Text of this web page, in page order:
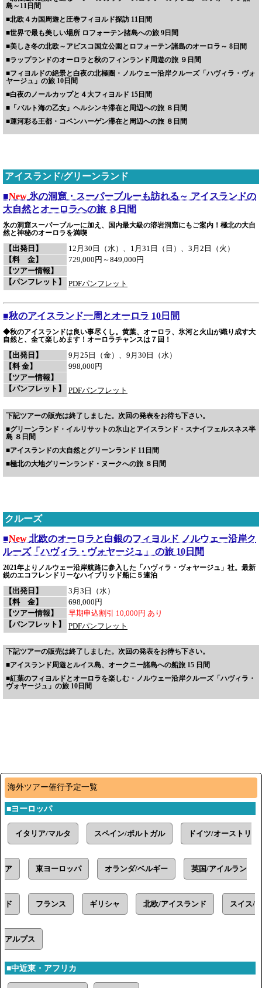
海外ツアー催行予定一覧
■ヨーロッパ
イタリア/マルタ スペイン/ポルトガル ドイツ/オーストリ
ア 東ヨーロッパ オランダ/ベルギー 英国/アイルラン
ド フランス ギリシャ 北欧/アイスランド スイス/
アルプス
■中近東・アフリカ
島～11日間
■北欧４カ国周遊と圧巻フィヨルド探訪 11日間
■世界で最も美しい場所 ロフォーテン諸島への旅 9日間
■美しき冬の北欧～アビスコ国立公園とロフォーテン諸島のオーロラ～ 8日間
■ラップランドのオーロラと秋のフィンランド周遊の旅 ９日間
■フィヨルドの絶景と白夜の北極圏・ノルウェー沿岸クルーズ「ハヴィラ・ヴォ
ヤージュ」の旅 10日間
■白夜のノールカップと４大フィヨルド 15日間
■ 「バルト海の乙女」ヘルシンキ滞在と周辺への旅 ８日間
■運河彩る王都・コペンハーゲン滞在と周辺への旅 ８日間
アイスランド/グリーンランド
■New 氷の洞窟・スーパーブルーも訪れる～ アイスランドの
大自然とオーロラへの旅 ８日間
氷の洞窟スーパーブルーに加え、国内最大級の溶岩洞窟にもご案内！極北の大自
然と神秘のオーロラを満喫
【出発日】
12月30日（水）、1月31日（日）、3月2日（火）
【料 金】
729,000円～849,000円
【ツアー情報】
【パンフレット】
PDFパンフレット
■秋のアイスランド一周とオーロラ 10日間
◆秋のアイスランドは良い事尽くし。黄葉、オーロラ、氷河と火山が織り成す大
自然と、全て楽しめます！オーロラチャンスは７回！
【出発日】
9月25日（金）、9月30日（水）
【料 金】
998,000円
【ツアー情報】
【パンフレット】
PDFパンフレット
下記ツアーの販売は終了しました。次回の発表をお待ち下さい。
■グリーンランド・イルリサットの氷山とアイスランド・スナイフェルスネス半
島 ８日間
■アイスランドの大自然とグリーンランド 11日間
■極北の大地グリーンランド・ヌークへの旅 ８日間
クルーズ
■New 北欧のオーロラと白銀のフィヨルド ノルウェー沿岸ク
ルーズ「ハヴィラ・ヴォヤージュ」 の旅 10日間
2021年よりノルウェー沿岸航路に参入した「ハヴィラ・ヴォヤージュ」社。最新
鋭のエコフレンドリーなハイブリッド船に５連泊
【出発日】
3月3日（水）
【料 金】
698,000円
【ツアー情報】
早期申込割引 10,000円 あり
【パンフレット】
PDFパンフレット
下記ツアーの販売は終了しました。次回の発表をお待ち下さい。
■アイスランド周遊とルイス島、オークニー諸島への船旅 15 日間
■紅葉のフィヨルドとオーロラを楽しむ・ノルウェー沿岸クルーズ「ハヴィラ・
ヴォヤージュ」の旅 10日間